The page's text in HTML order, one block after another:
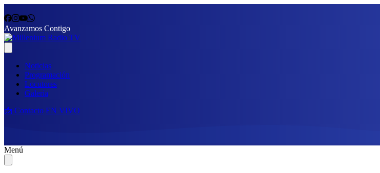
Avanzamos Contigo
Noticias
Programación
Locutores
Galería
📩 Contacto EN VIVO
Menú